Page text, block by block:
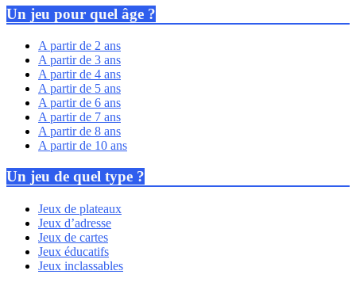
Un jeu pour quel âge ?
A partir de 2 ans
A partir de 3 ans
A partir de 4 ans
A partir de 5 ans
A partir de 6 ans
A partir de 7 ans
A partir de 8 ans
A partir de 10 ans
Un jeu de quel type ?
Jeux de plateaux
Jeux d’adresse
Jeux de cartes
Jeux éducatifs
Jeux inclassables